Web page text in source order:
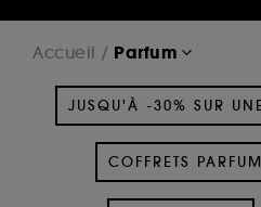
Accueil Parfum
JUSQU'À -30% SUR
COFFRETS PARFUM